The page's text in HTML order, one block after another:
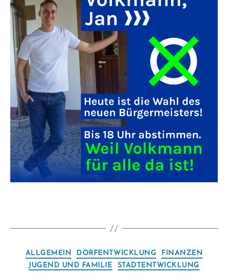
Kategorien
ALLGEMEIN DORFENTWICKLUNG
FINANZEN
JUGEND UND FAMILIE
STADTENTWICKLUNG